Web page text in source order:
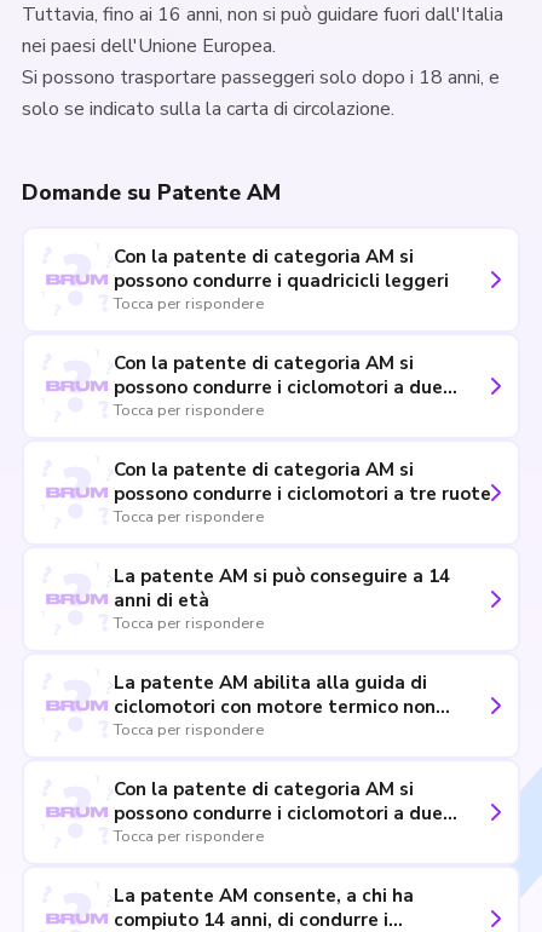
Tuttavia, fino ai 16 anni, non si può guidare fuori dall'Italia
nei paesi dell'Unione Europea.
Si possono trasportare passeggeri solo dopo i 18 anni, e
solo se indicato sulla la carta di circolazione.
Domande su Patente AM
Con la patente di categoria AM si
possono condurre i quadricicli leggeri
Tocca per rispondere
Con la patente di categoria AM si
possono condurre i ciclomotori a due
ruote
Tocca per rispondere
Con la patente di categoria AM si
possono condurre i ciclomotori a tre ruote
Tocca per rispondere
La patente AM si può conseguire a 14
anni di età
Tocca per rispondere
La patente AM abilita alla guida di
ciclomotori con motore termico non
superiore a 50 cm3
Tocca per rispondere
Con la patente di categoria AM si
possono condurre i ciclomotori a due
ruote mentre per condurre i ciclomotori a
Tocca per rispondere
La patente AM consente, a chi ha
compiuto 14 anni, di condurre i